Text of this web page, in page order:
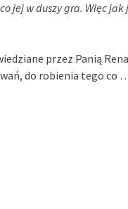
jej w duszy gra. Więc
przez Panią
do robienia tego co …